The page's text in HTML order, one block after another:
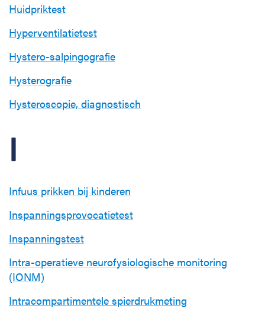
Huidpriktest
Hyperventilatietest
Hystero-salpingografie
Hysterografie
Hysteroscopie, diagnostisch
I
Infuus prikken bij kinderen
Inspanningsprovocatietest
Inspanningstest
Intra-operatieve neurofysiologische monitoring
(IONM)
Intracompartimentele spierdrukmeting